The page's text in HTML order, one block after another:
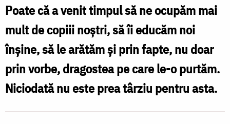
–
și
timpul
nostru
pentru
lor
Poate că a venit timpul să ne ocupăm mai
mult de copiii noștri, să îi educăm noi
înșine, să le arătăm și prin fapte, nu doar
prin vorbe, dragostea pe care le-o purtăm.
Niciodată nu este prea târziu pentru asta.